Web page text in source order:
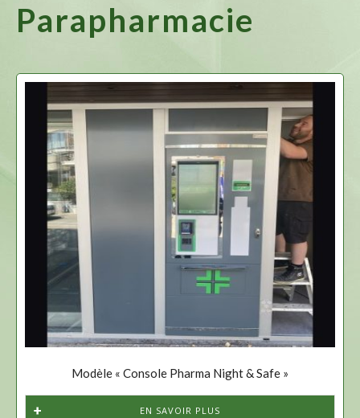
Parapharmacie
Modèle « Console Pharma Night & Safe »
EN SAVOIR PLUS